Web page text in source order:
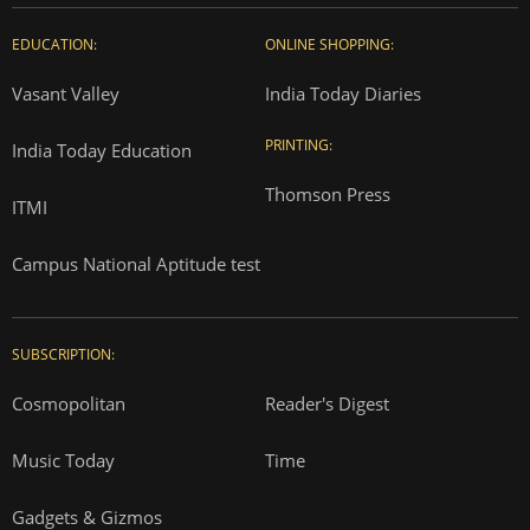
EDUCATION:
Vasant Valley
India Today Education
ITMI
Campus National Aptitude test
ONLINE SHOPPING:
India Today Diaries
PRINTING:
Thomson Press
SUBSCRIPTION:
Cosmopolitan Reader's Digest
Music Today Time
Gadgets & Gizmos